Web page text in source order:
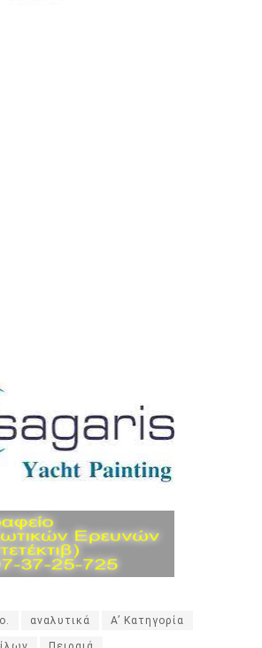
αναλυτικά Α’ Κατηγορία